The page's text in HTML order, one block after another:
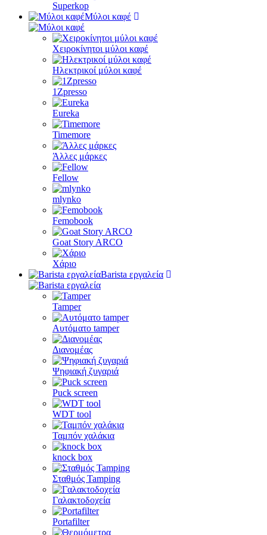
Superkop
Μύλοι καφέ
Χειροκίνητοι μύλοι καφέ
Ηλεκτρικοί μύλοι καφέ
1Zpresso
Eureka
Timemore
Άλλες μάρκες
Fellow
mlynko
Femobook
Goat Story ARCO
Χάριο
Barista εργαλεία
Tamper
Αυτόματο tamper
Διανομέας
Ψηφιακή ζυγαριά
Puck screen
WDT tool
Ταμπόν χαλάκια
knock box
Σταθμός Tamping
Γαλακτοδοχεία
Portafilter